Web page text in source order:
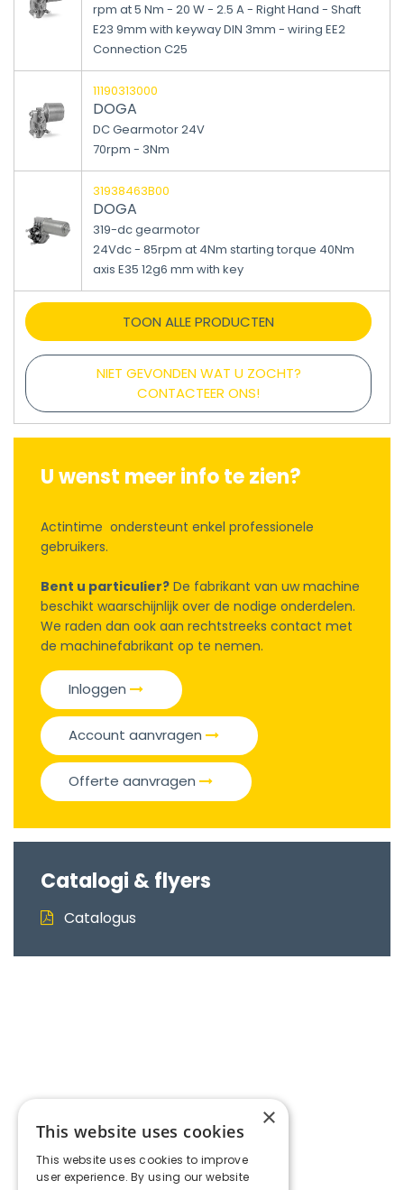
rpm at 5 Nm - 20 W - 2.5 A - Right Hand - Shaft
E23 9mm with keyway DIN 3mm - wiring EE2
Connection C25
11190313000
DOGA
DC Gearmotor 24V
70rpm - 3Nm
31938463B00
DOGA
319-dc gearmotor
24Vdc - 85rpm at 4Nm starting torque 40Nm
axis E35 12g6 mm with key
TOON ALLE PRODUCTEN
NIET GEVONDEN WAT U ZOCHT?
CONTACTEER ONS!
U wenst meer info te zien?
Actintime ondersteunt enkel professionele
gebruikers.
Bent u particulier? De fabrikant van uw machine
beschikt waarschijnlijk over de nodige onderdelen.
We raden dan ook aan rechtstreeks contact met
de machinefabrikant op te nemen.
Inloggen
Account aanvragen
Offerte aanvragen
Catalogi & flyers
Catalogus
×
This website uses cookies
This website uses cookies to improve
user experience. By using our website